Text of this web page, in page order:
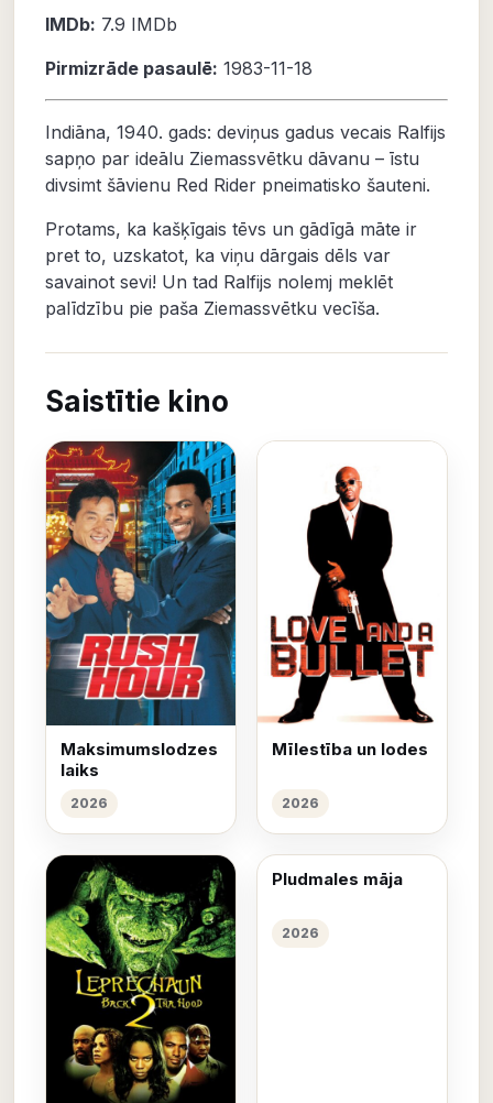
IMDb: 7.9 IMDb
Pirmizrāde pasaulē: 1983-11-18
Indiāna, 1940. gads: deviņus gadus vecais Ralfijs
sapņo par ideālu Ziemassvētku dāvanu – īstu
divsimt šāvienu Red Rider pneimatisko šauteni.
Protams, ka kašķīgais tēvs un gādīgā māte ir
pret to, uzskatot, ka viņu dārgais dēls var
savainot sevi! Un tad Ralfijs nolemj meklēt
palīdzību pie paša Ziemassvētku vecīša.
Saistītie kino
Maksimumslodzes
laiks
2026
Mīlestība un lodes
2026
Pludmales māja
2026